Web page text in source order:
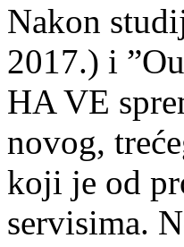
Nakon
2017.) i
HA VE
novog,
koji je od
servisima.